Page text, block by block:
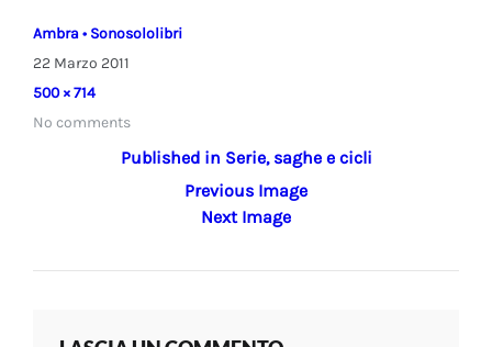
Ambra • Sonosololibri
22 Marzo 2011
Full
size
500 × 714
No comments
Navigazione
Published in Serie, saghe e cicli
Previous Image
Next Image